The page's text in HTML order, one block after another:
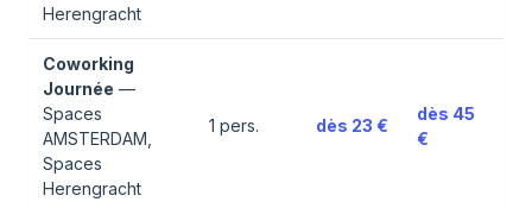
Herengracht
Coworking
Journée —
Spaces
AMSTERDAM,
Spaces
Herengracht
1 pers. dès 23 €
dès 45
€